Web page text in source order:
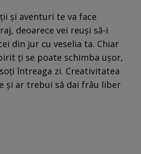
și aventuri te va face
deoarece vei reuși să-i
din jur cu veselia ta. Chiar
ți se poate schimba ușor,
întreaga zi. Creativitatea
și ar trebui să dai frâu liber